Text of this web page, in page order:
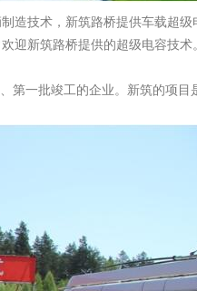
造技术，新筑路桥提供车载超
迎新筑路桥提供的超级电容技
第一批竣工的企业。新筑的项目